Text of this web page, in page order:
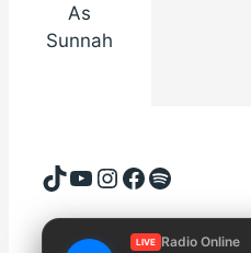
As
Sunnah
TikTok
YouTube
Instagram
Facebook
Spotify
LIVE Radio Online